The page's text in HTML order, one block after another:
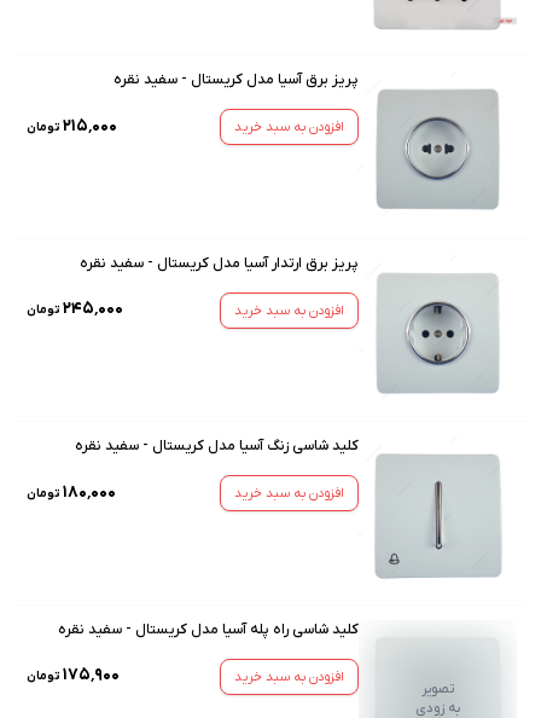
پریز برق آسیا مدل کریستال - سفید نقره
افزودن به سبد خرید ۲۱۵٬۰۰۰ تومان
پریز برق ارتدار آسیا مدل کریستال - سفید نقره
افزودن به سبد خرید ۲۴۵٬۰۰۰ تومان
کلید شاسی زنگ آسیا مدل کریستال - سفید نقره
افزودن به سبد خرید ۱۸۰٬۰۰۰ تومان
تصویر
به زودی
کلید شاسی راه پله آسیا مدل کریستال - سفید نقره
افزودن به سبد خرید ۱۷۵٬۹۰۰ تومان